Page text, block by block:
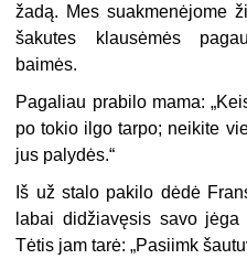
žadą. Mes suakmenėjome
šakutes klausėmės
baimės.
Pagaliau prabilo mama:
po tokio ilgo tarpo; neikite
jus palydės.“
Iš už stalo pakilo dėdė
labai didžiavęsis savo
Tėtis jam tarė: „Pasiimk